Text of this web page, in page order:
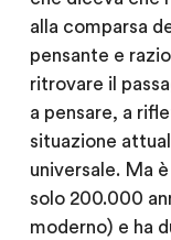
alla comparsa
pensante e
ritrovare il
a pensare, a
situazione
universale. Ma
solo 200.000
moderno) e ha